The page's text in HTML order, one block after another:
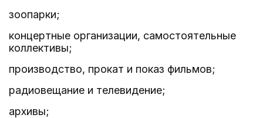
зоопарки;
концертные организации, самостоятельные
коллективы;
производство, прокат и показ фильмов;
радиовещание и телевидение;
архивы;